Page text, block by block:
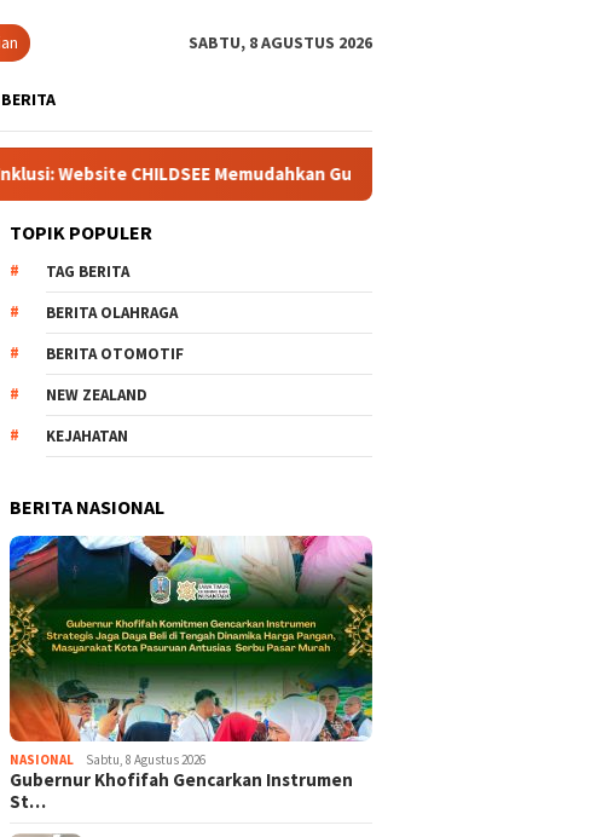
SABTU, 8 AGUSTUS 2026
Guru SD Negeri Bantargebang III dalam Identifikasi Anak
TOPIK POPULER
TAG BERITA
BERITA OLAHRAGA
BERITA OTOMOTIF
NEW ZEALAND
KEJAHATAN
BERITA NASIONAL
NASIONAL Sabtu, 8 Agustus 2026
Gubernur Khofifah Gencarkan Instrumen
St…